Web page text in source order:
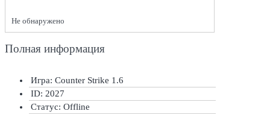
Не обнаружено
Полная информация
Игра: Counter Strike 1.6
ID: 2027
Статус: Offline